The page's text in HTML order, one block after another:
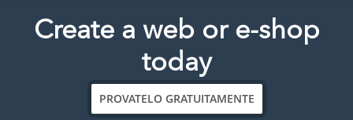
Create a web or e-shop
today
PROVATELO GRATUITAMENTE